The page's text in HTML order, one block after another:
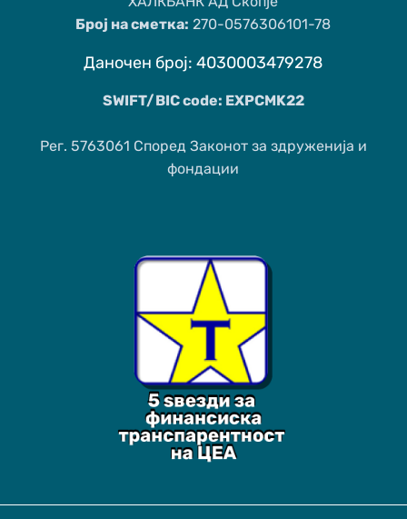
Број на сметка: 270-0576306101-78
Даночен број: 4030003479278
SWIFT/BIC code: EXPCMK22
Рег. 5763061 Според Законот за здруженија и
фондации